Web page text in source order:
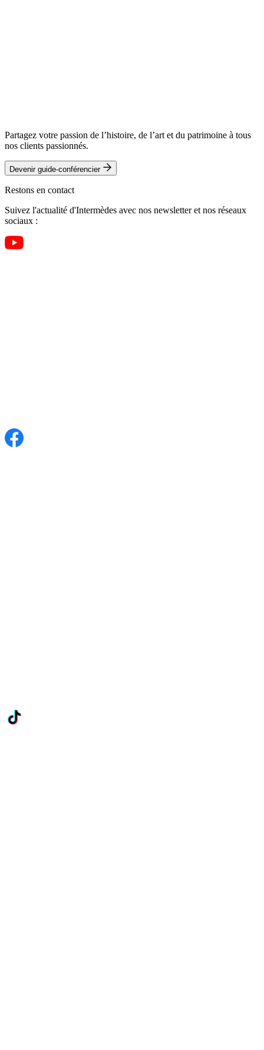
Partagez votre passion de l’histoire, de l’art et du patrimoine à tous
nos clients passionnés.
Devenir guide-conférencier
Restons en contact
Suivez l'actualité d'Intermèdes avec nos newsletter et nos réseaux
sociaux :